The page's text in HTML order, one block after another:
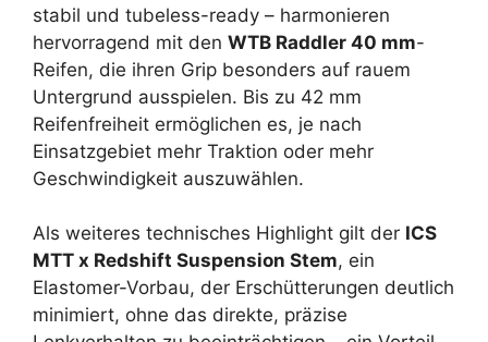
stabil und tubeless-ready – harmonieren
hervorragend mit den WTB Raddler 40 mm-
Reifen, die ihren Grip besonders auf rauem
Untergrund ausspielen. Bis zu 42 mm
Reifenfreiheit ermöglichen es, je nach
Einsatzgebiet mehr Traktion oder mehr
Geschwindigkeit auszuwählen.
Als weiteres technisches Highlight gilt der ICS
MTT x Redshift Suspension Stem, ein
Elastomer-Vorbau, der Erschütterungen deutlich
minimiert, ohne das direkte, präzise